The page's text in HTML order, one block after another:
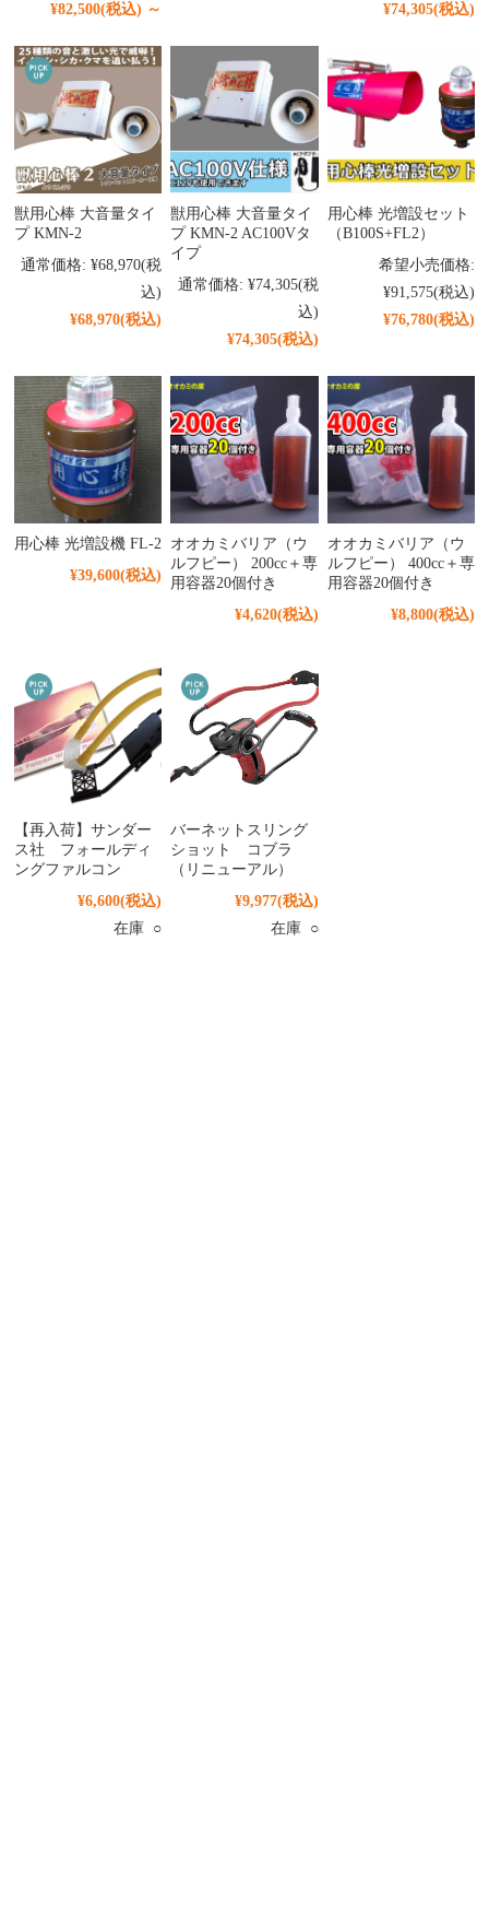
¥82,500(税込) ～
¥74,305(税込)
獣用心棒 大音量タイ
プ KMN-2
通常価格: ¥68,970(税
込)
¥68,970(税込)
獣用心棒 大音量タイ
プ KMN-2 AC100Vタ
イプ
通常価格: ¥74,305(税
込)
¥74,305(税込)
用心棒 光増設セット
（B100S+FL2）
希望小売価格:
¥91,575(税込)
¥76,780(税込)
用心棒 光増設機 FL-2
¥39,600(税込)
オオカミバリア（ウ
ルフピー） 200cc＋専
用容器20個付き
¥4,620(税込)
オオカミバリア（ウ
ルフピー） 400cc＋専
用容器20個付き
¥8,800(税込)
【再入荷】サンダー
ス社 フォールディ
ングファルコン
¥6,600(税込)
在庫 ○
バーネットスリング
ショット コブラ
（リニューアル）
¥9,977(税込)
在庫 ○